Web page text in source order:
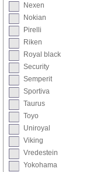
Nexen
Nokian
Pirelli
Riken
Royal black
Security
Semperit
Sportiva
Taurus
Toyo
Uniroyal
Viking
Vredestein
Yokohama